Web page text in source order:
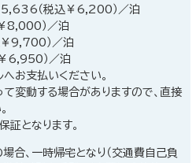
5,636（税込￥6,200）／泊
8,000）／泊
￥9,700）／泊
6,950）／泊
お支払いください。
変動する場合がありますので、直接
証となります。
、一時帰宅となり（交通費自己負